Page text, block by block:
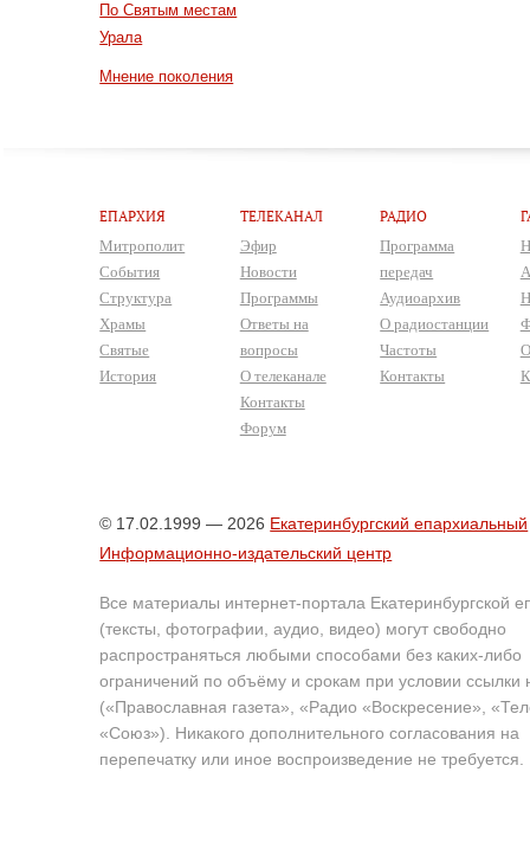
По Святым местам
Урала
Мнение поколения
ЕПАРХИЯ
Митрополит
События
Структура
Храмы
Святые
История
ТЕЛЕКАНАЛ
Эфир
Новости
Программы
Ответы на
вопросы
О телеканале
Контакты
Форум
РАДИО
Программа
передач
Аудиоархив
О радиостанции
Частоты
Контакты
© 17.02.1999 — 2026 Екатеринбургский епархиальный
Информационно-издательский центр
Все материалы интернет-портала Екатеринбургской
(тексты, фотографии, аудио, видео) могут свободно
распространяться любыми способами без каких-либо
ограничений по объёму и срокам при условии ссылки
(«Православная газета», «Радио «Воскресение»,
«Союз»). Никакого дополнительного согласования на
перепечатку или иное воспроизведение не требуется.